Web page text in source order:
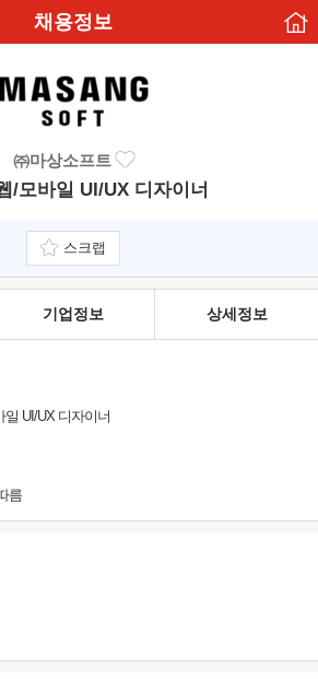
채용정보
㈜마상소프트
/모바일 UI/UX 디자이너
스크랩
기업정보 상세정보
일 UI/UX 디자이너
름